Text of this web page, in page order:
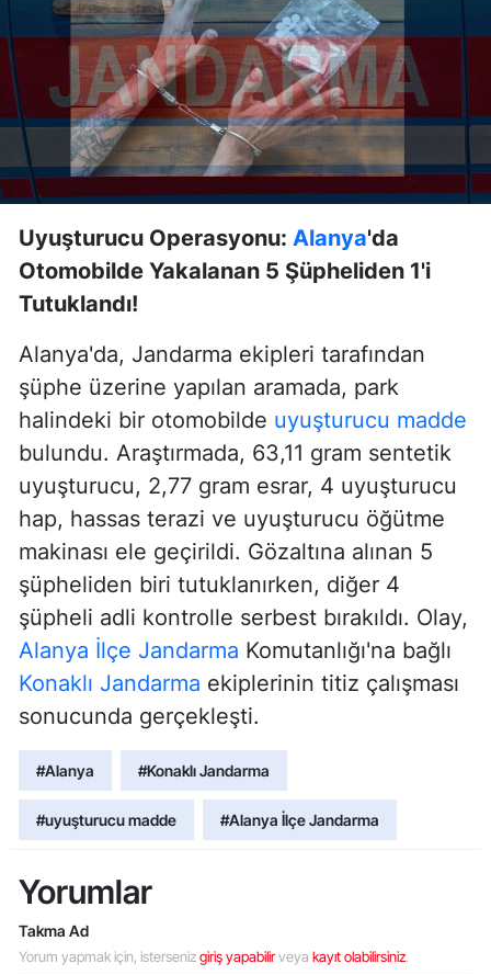
Uyuşturucu Operasyonu: Alanya'da
Otomobilde Yakalanan 5 Şüpheliden 1'i
Tutuklandı!
Alanya'da, Jandarma ekipleri tarafından
şüphe üzerine yapılan aramada, park
halindeki bir otomobilde uyuşturucu madde
bulundu. Araştırmada, 63,11 gram sentetik
uyuşturucu, 2,77 gram esrar, 4 uyuşturucu
hap, hassas terazi ve uyuşturucu öğütme
makinası ele geçirildi. Gözaltına alınan 5
şüpheliden biri tutuklanırken, diğer 4
şüpheli adli kontrolle serbest bırakıldı. Olay,
Alanya İlçe Jandarma Komutanlığı'na bağlı
Konaklı Jandarma ekiplerinin titiz çalışması
sonucunda gerçekleşti.
#Alanya #Konaklı Jandarma
#uyuşturucu madde #Alanya İlçe Jandarma
Yorumlar
Takma Ad
Yorum yapmak için, istersenizgiriş yapabilirveya kayıt olabilirsiniz.